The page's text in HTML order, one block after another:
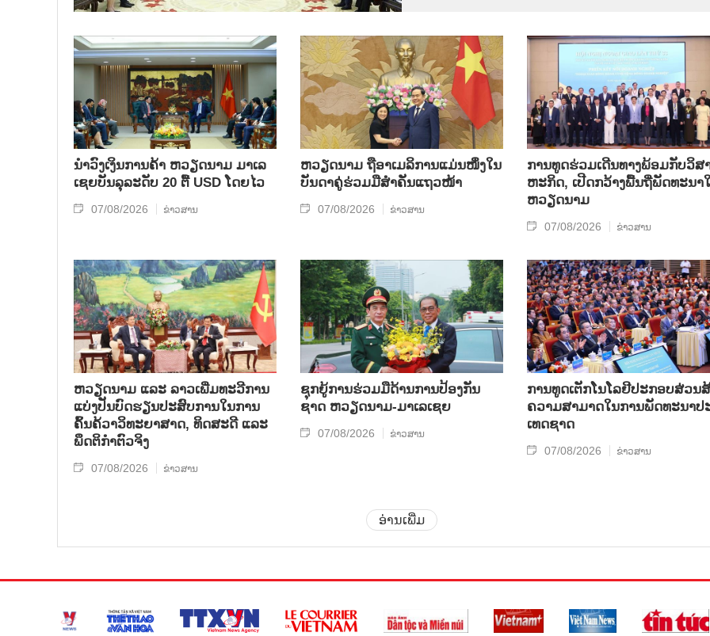
ນຳ​ວົງ​ເງິນ​ການ​ຄ້າ ຫວຽດ​ນາມ ມາ​ເລ​
ເຊຍ​ບັນ​ລຸ​ລະ​ດັບ 20 ຕື້ USD ໂດຍ​ໄວ
07/08/2026 ຂ່າວສານ
ຫ​ວຽດ​ນາມ ຖື​ອາ​ເມ​ລິ​ການ​ແມ່ນ​ໜຶ່ງ​ໃນ​
ບັນ​ດາ​ຄູ່​ຮ່ວມ​ມື​ສຳ​ຄັນ​ແຖວ​ໜ້າ
07/08/2026 ຂ່າວສານ
ການ​ທູດ​ຮ່ວມ​ເດີນ​ທາງ​ພ້ອມກັບ​ວິ​ສ
ຫະ​ກ​ິດ, ເປີດກວ້າງ​ພື້ນ​ຖີ່​ພັດ​ທະ​ນາ​
ຫວຽດ​ນາມ
07/08/2026 ຂ່າວສານ
ຫວຽດ​ນາມ ແລະ ລາວ​ເພີ່ມ​ທະ​ວີ​ການ​
ແບ່​ງ​ປັນ​ບົດ​ຮຽນ​ປະ​ສົບ​ການ​ໃນ​ການ​
ຄົ້ນ​ຄ້​ວາ​ວິ​ທະ​ຍາ​ສາດ, ທິດ​ສະ​ດີ ແລະ
ພຶດ​ຕິ​ກຳຕົວ​ຈິງ
07/08/2026 ຂ່າວສານ
ຊຸກ​ຍູ້​ການ​ຮ່ວມ​ມື​ດ້ານ​ການ​ປ້ອງ​ກັນ​
ຊາດ ຫວຽດ​ນາມ-ມາ​ເລ​ເຊຍ
07/08/2026 ຂ່າວສານ
ການ​ທູດ​ເຕັກ​ໂນ​ໂລ​ຢີ​ປະ​ກອບ​ສ່ວນ​
ຄວາມ​ສາ​ມາດ​ໃນ​ການ​ພັດ​ທະ​ນາ​ປ
ເທດ​ຊາດ
07/08/2026 ຂ່າວສານ
ອ່ານເພີ່ມ